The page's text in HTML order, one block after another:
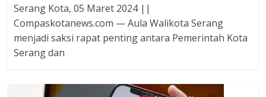
Serang Kota, 05 Maret 2024 ||
Compaskotanews.com — Aula Walikota Serang
menjadi saksi rapat penting antara Pemerintah Kota
Serang dan